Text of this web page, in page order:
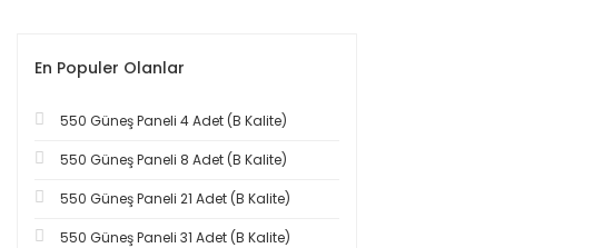
En Populer Olanlar
550 Güneş Paneli 4 Adet (B Kalite)
550 Güneş Paneli 8 Adet (B Kalite)
550 Güneş Paneli 21 Adet (B Kalite)
550 Güneş Paneli 31 Adet (B Kalite)